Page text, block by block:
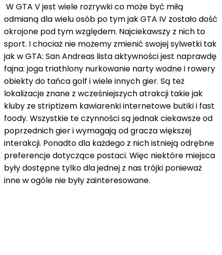
W GTA V jest wiele rozrywki co może być miłą
odmianą dla wielu osób po tym jak GTA IV zostało dość
okrojone pod tym względem. Najciekawszy z nich to
sport. I chociaż nie możemy zmienić swojej sylwetki tak
jak w GTA: San Andreas lista aktywności jest naprawdę
fajna: joga triathlony nurkowanie narty wodne i rowery
obiekty do tańca golf i wiele innych gier. Są też
lokalizacje znane z wcześniejszych atrakcji takie jak
kluby ze striptizem kawiarenki internetowe butiki i fast
foody. Wszystkie te czynności są jednak ciekawsze od
poprzednich gier i wymagają od gracza większej
interakcji. Ponadto dla każdego z nich istnieją odrębne
preferencje dotyczące postaci. Więc niektóre miejsca
były dostępne tylko dla jednej z nas trójki ponieważ
inne w ogóle nie były zainteresowane.